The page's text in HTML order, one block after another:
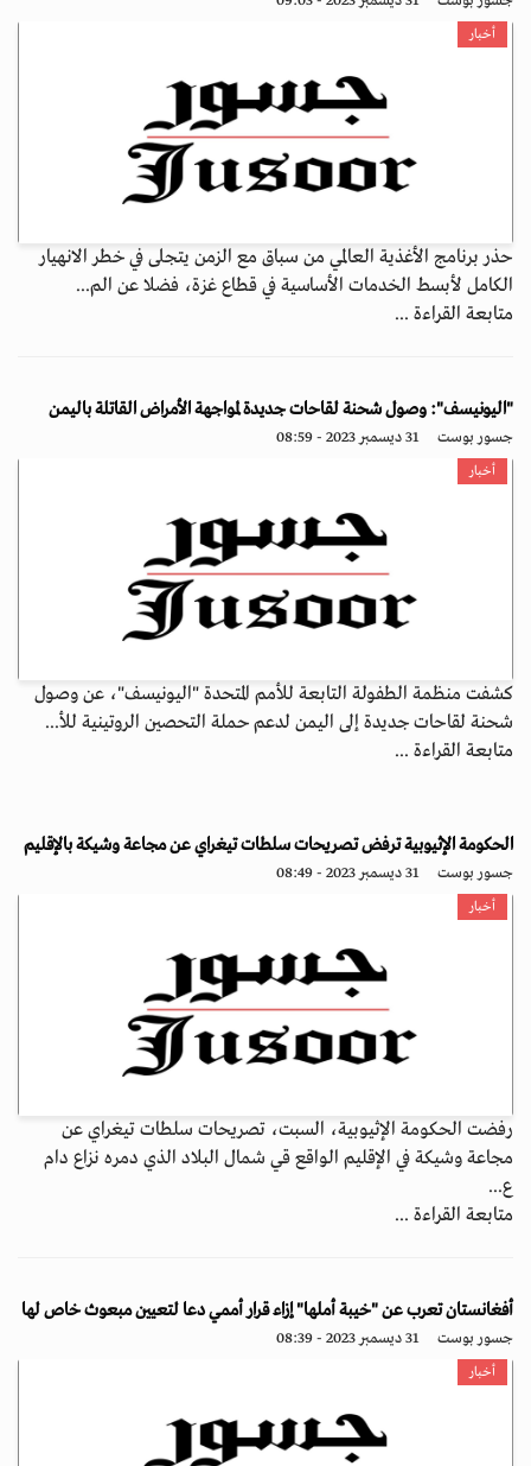
أخبار
حذر برنامج الأغذية العالمي من سباق مع الزمن يتجلى في خطر الانهيار
الكامل لأبسط الخدمات الأساسية في قطاع غزة، فضلا عن الم...
متابعة القراءة ...
"اليونيسف": وصول شحنة لقاحات جديدة لمواجهة الأمراض القاتلة باليمن
جسور بوست 31 ديسمبر 2023 - 08:59
أخبار
كشفت منظمة الطفولة التابعة للأمم المتحدة "اليونيسف"، عن وصول
شحنة لقاحات جديدة إلى اليمن لدعم حملة التحصين الروتينية للأ...
متابعة القراءة ...
الحكومة الإثيوبية ترفض تصريحات سلطات تيغراي عن مجاعة وشيكة بالإقليم
جسور بوست 31 ديسمبر 2023 - 08:49
أخبار
رفضت الحكومة الإثيوبية، السبت، تصريحات سلطات تيغراي عن
مجاعة وشيكة في الإقليم الواقع قي شمال البلاد الذي دمره نزاع دام
ع...
متابعة القراءة ...
أفغانستان تعرب عن "خيبة أملها" إزاء قرار أممي دعا لتعيين مبعوث خاص لها
جسور بوست 31 ديسمبر 2023 - 08:39
أخبار